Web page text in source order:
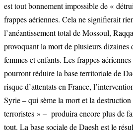
est tout bonnement impossible de «
frappes aériennes. Cela ne signifierait
l’anéantissement total de Mossoul,
provoquant la mort de plusieurs dizaines
femmes et enfants. Les frappes
pourront réduire la base territoriale de
risque d’attentats en France,
Syrie – qui sème la mort et la
terroristes » – produira encore plus de
tout. La base sociale de Daesh est le